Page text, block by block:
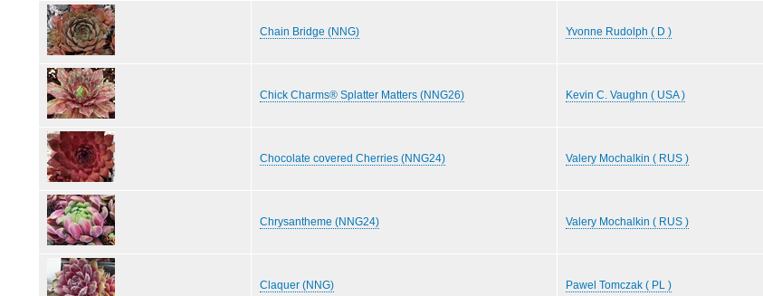
Chain Bridge (NNG) Yvonne Rudolph ( D )
Chick Charms® Splatter Matters (NNG26) Kevin C. Vaughn ( USA )
Chocolate covered Cherries (NNG24) Valery Mochalkin ( RUS )
Chrysantheme (NNG24) Valery Mochalkin ( RUS )
Claquer (NNG) Pawel Tomczak ( PL )